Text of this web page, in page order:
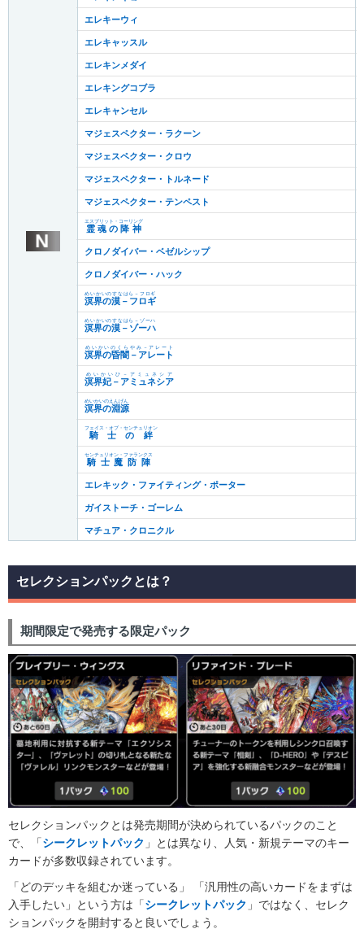
エレキーウィ
エレキャッスル
エレキンメダイ
エレキングコブラ
エレキャンセル
マジェスペクター・ラクーン
マジェスペクター・クロウ
マジェスペクター・トルネード
マジェスペクター・テンペスト
霊魂の降神
エスプリット・コーリング
クロノダイバー・ベゼルシップ
クロノダイバー・ハック
溟界の漠－フロギ
めいかいのすなはら－フロギ
溟界の漠－ゾーハ
めいかいのすなはら－ゾーハ
溟界の昏闇－アレート
めいかいのくらやみ－アレート
溟界妃－アミュネシア
めいかいひ－アミュネシア
溟界の淵源
めいかいのえんげん
騎士の絆
フェイス・オブ・センチュリオン
騎士魔防陣
センチュリオン・ファランクス
エレキック・ファイティング・ポーター
ガイストーチ・ゴーレム
マチュア・クロニクル
セレクションパックとは？
期間限定で発売する限定パック
セレクションパックとは発売期間が決められているパックのこと
で、「シークレットパック 」とは異なり、人気・新規テーマのキー
カードが多数収録されています。
「どのデッキを組むか迷っている」 「汎用性の高いカードをまずは
入手したい」という方は「シークレットパック 」ではなく、セレク
ションパックを開封すると良いでしょう。